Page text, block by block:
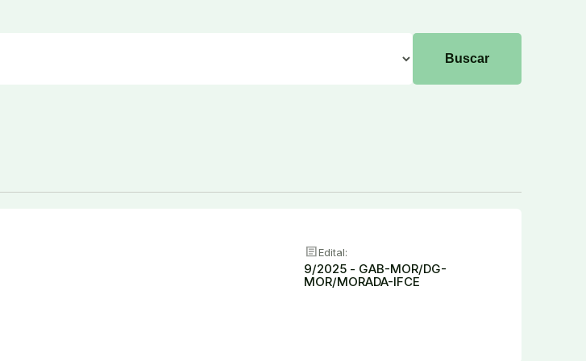
articleEdital:
9/2025 - GAB-MOR/DG-
MOR/MORADA-IFCE